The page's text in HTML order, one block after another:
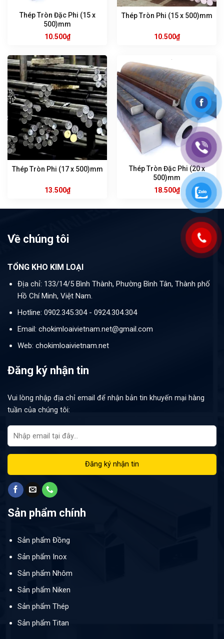
Thép Tròn Đặc Phi (15 x
500)mm
10.500₫
Thép Tròn Phi (15 x 500)mm
10.500₫
Thép Tròn Phi (17 x 500)mm
13.500₫
Thép Tròn Đặc Phi (20 x
500)mm
18.500₫
Về chúng tôi
TỔNG KHO KIM LOẠI
Địa chỉ: 133/14/5 Bình Thành, Phường Bình Tân, Thành phố
Hồ Chí Minh, Việt Nam.
Hotline: 0902.345.304 - 0924.304.304
Email: chokimloaivietnam.net@gmail.com
Web: chokimloaivietnam.net
Đăng ký nhận tin
Vui lòng nhập địa chỉ email để nhận bản tin khuyến mại hàng
tuần của chúng tôi:
Sản phẩm chính
Sản phẩm Đồng
Sản phẩm Inox
Sản phẩm Nhôm
Sản phẩm Niken
Sản phẩm Thép
Sản phẩm Titan